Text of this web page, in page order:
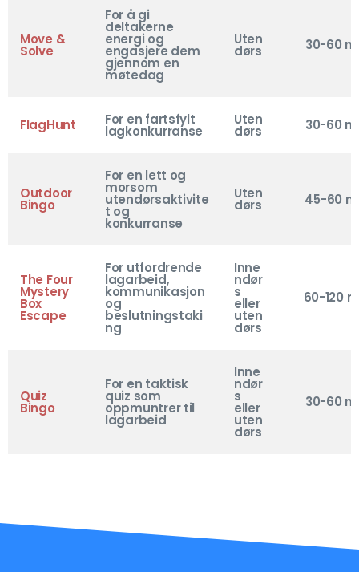
Move &
Solve
For å gi
deltakerne
energi og
engasjere dem
gjennom en
møtedag
Uten
dørs 30-60
FlagHunt For en fartsfylt
lagkonkurranse
Uten
dørs 30-60
Outdoor
Bingo
For en lett og
morsom
utendørsaktivite
t og
konkurranse
Uten
dørs 45-60
The Four
Mystery
Box
Escape
For utfordrende
lagarbeid,
kommunikasjon
og
beslutningstaki
ng
Inne
ndør
s
eller
uten
dørs
60-120
Quiz
Bingo
For en taktisk
quiz som
oppmuntrer til
lagarbeid
Inne
ndør
s
eller
uten
dørs
30-60